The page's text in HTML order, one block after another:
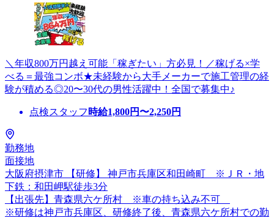
＼年収800万円越え可能「稼ぎたい」方必見！／稼げる×学
べる＝最強コンボ★未経験から大手メーカーで施工管理の経
験が積める◎20〜30代の男性活躍中！全国で募集中♪
点検スタッフ 時給1,800円〜2,250円
勤務地
面接地
大阪府摂津市 【研修】 神戸市兵庫区和田崎町 ※ＪＲ・地
下鉄：和田岬駅徒歩3分
【出張先】青森県六ケ所村 ※車の持ち込み不可
※研修は神戸市兵庫区、研修終了後、青森県六ケ所村での勤